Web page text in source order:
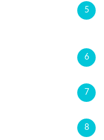
5
6
7
8